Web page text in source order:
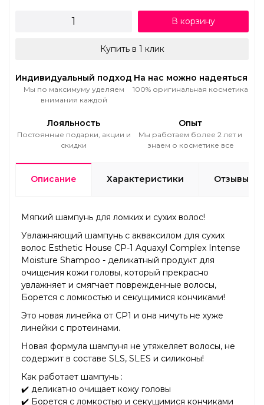
В корзину
Купить в 1 клик
Индивидуальный подход
Мы по максимуму уделяем
внимания каждой
На нас можно надеяться
100% оригинальная косметика
Лояльность
Постоянные подарки, акции и
скидки
Опыт
Мы работаем более 2 лет и
знаем о косметике все
Описание Характеристики Отзывы
Мягкий шампунь для ломких и сухих волос!
Увлажняющий шампунь с акваксилом для сухих
волос Esthetic House CP-1 Aquaxyl Complex Intense
Moisture Shampoo - деликатный продукт для
очищения кожи головы, который прекрасно
увлажняет и смягчает поврежденные волосы,
Борется с ломкостью и секущимися кончиками!
Это новая линейка от CP1 и она ничуть не хуже
линейки с протеинами.
Новая формула шампуня не утяжеляет волосы, не
содержит в составе SLS, SLES и силиконы!
Как работает шампунь :
✔️ деликатно очищает кожу головы
✔️ Борется с ломкостью и секущимися кончиками